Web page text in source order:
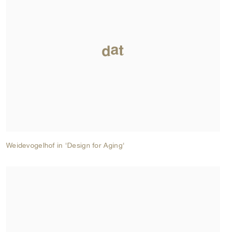
Weidevogelhof in 'Design for Aging'